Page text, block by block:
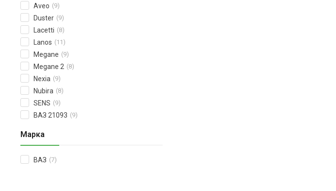
Aveo (9)
Duster (9)
Lacetti (8)
Lanos (11)
Megane (9)
Megane 2 (8)
Nexia (9)
Nubira (8)
SENS (9)
ВАЗ 21093 (9)
Марка
ВАЗ (7)